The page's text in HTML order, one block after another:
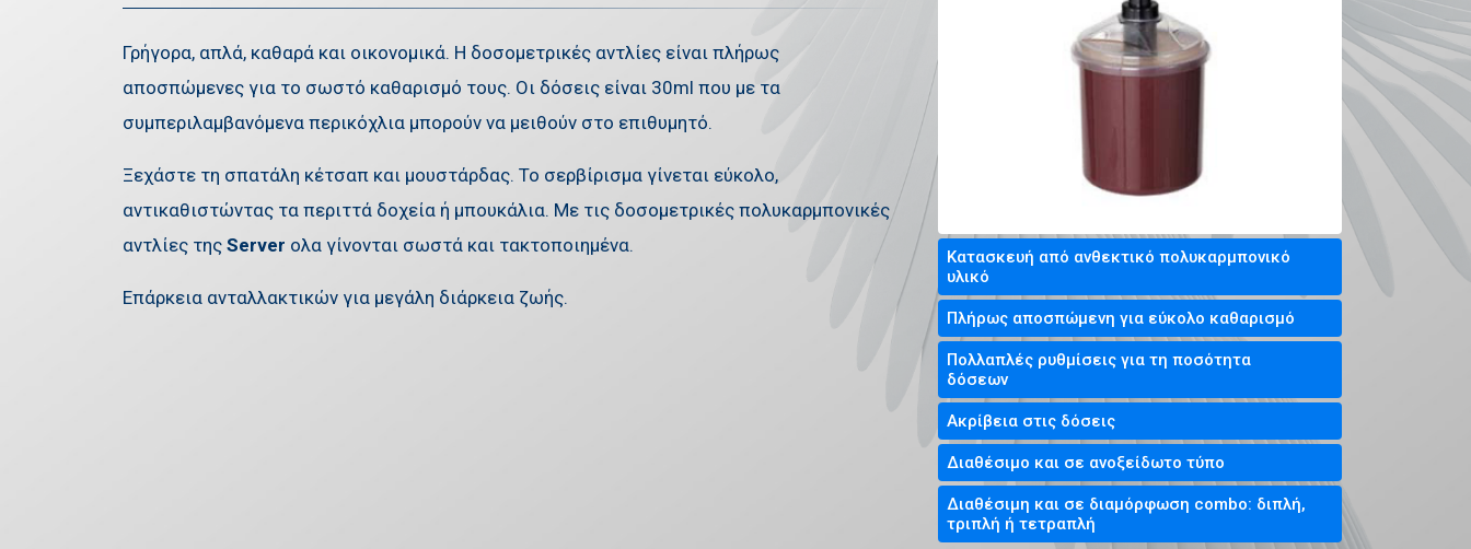
Κατασκευή από ανθεκτικό πολυκαρμπονικό
υλικό
Πλήρως αποσπώμενη για εύκολο καθαρισμό
Πολλαπλές ρυθμίσεις για τη ποσότητα
δόσεων
Ακρίβεια στις δόσεις
Διαθέσιμο και σε ανοξείδωτο τύπο
Διαθέσιμη και σε διαμόρφωση combo: διπλή,
τριπλή ή τετραπλή
Γρήγορα, απλά, καθαρά και οικονομικά. Η δοσομετρικές αντλίες είναι πλήρως
αποσπώμενες για το σωστό καθαρισμό τους. Οι δόσεις είναι 30ml που με τα
συμπεριλαμβανόμενα περικόχλια μπορούν να μειθούν στο επιθυμητό.
Ξεχάστε τη σπατάλη κέτσαπ και μουστάρδας. Το σερβίρισμα γίνεται εύκολο,
αντικαθιστώντας τα περιττά δοχεία ή μπουκάλια. Με τις δοσομετρικές πολυκαρμπονικές
αντλίες της Server ολα γίνονται σωστά και τακτοποιημένα.
Επάρκεια ανταλλακτικών για μεγάλη διάρκεια ζωής.